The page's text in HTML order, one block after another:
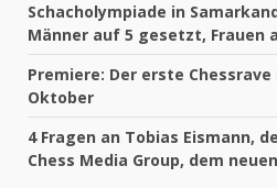
Schacholympiade in
Männer auf 5 gesetzt, Frauen
Premiere: Der erste
Oktober
4 Fragen an Tobias Eismann,
Chess Media Group, dem